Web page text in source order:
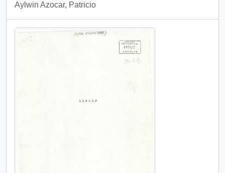
Aylwin Azocar, Patricio